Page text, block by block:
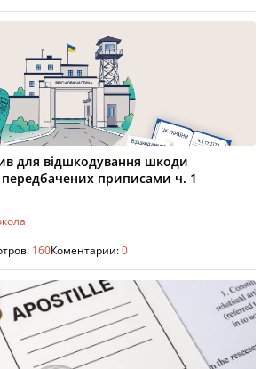
для відшкодування шкоди
передбачених приписами ч. 1
160Коментарии:0